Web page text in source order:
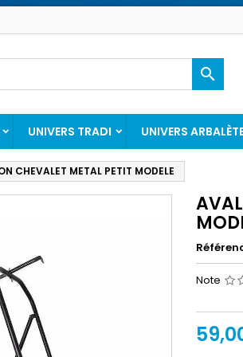

UNIVERS TRADI UNIVERS
CHEVALET METAL PETIT MODELE
Note